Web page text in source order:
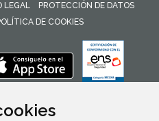
LEGAL
PROTECCIÓN DE DATOS
DE COOKIES